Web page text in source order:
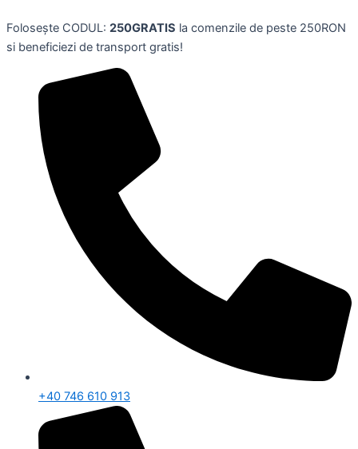
to
content
Folosește CODUL: 250GRATIS la comenzile de peste 250RON
si beneficiezi de transport gratis!
+40 746 610 913